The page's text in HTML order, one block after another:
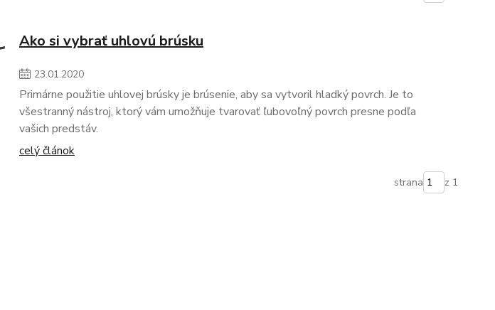
Ako si vybrať uhlovú brúsku
23.01.2020
Primárne použitie uhlovej brúsky je brúsenie, aby sa vytvoril hladký povrch. Je to
všestranný nástroj, ktorý vám umožňuje tvarovať ľubovoľný povrch presne podľa
vašich predstáv.
celý článok
strana z 1